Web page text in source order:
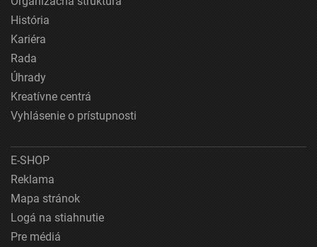
História
Kariéra
Rada
Úhrady
Kreatívne centrá
Vyhlásenie o prístupnosti
E-SHOP
Reklama
Mapa stránok
Logá na stiahnutie
Pre médiá